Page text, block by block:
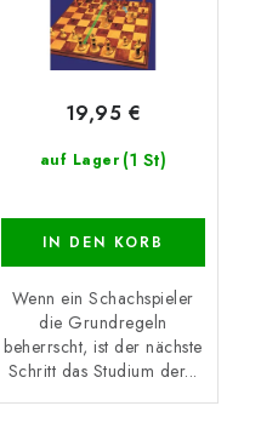
auf Lager (1 St)
19,95 €
IN DEN KORB
Wenn ein Schachspieler
die Grundregeln
beherrscht, ist der nächste
Schritt das Studium der...